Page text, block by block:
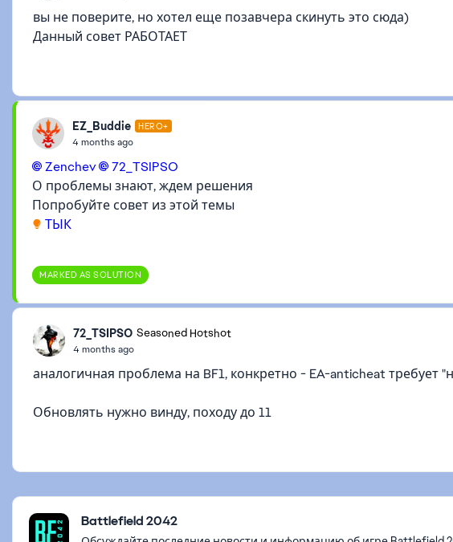
вы не поверите, но хотел еще позавчера скинуть это сюда)
Данный совет РАБОТАЕТ
EZ_Buddie HERO+
4 months ago
Zenchev​
72_TSIPSO​
О проблемы знают, ждем решения
Попробуйте совет из этой темы
ТЫК
MARKED AS SOLUTION
72_TSIPSO Seasoned Hotshot
4 months ago
аналогичная проблема на BF1, конкретно - EA-anticheat требует
Обновлять нужно винду, походу до 11
Featured Places
Battlefield 2042